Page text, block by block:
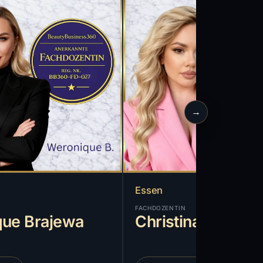
Brajewa
Essen
FACHDOZENTIN
Christina Dentsa
→